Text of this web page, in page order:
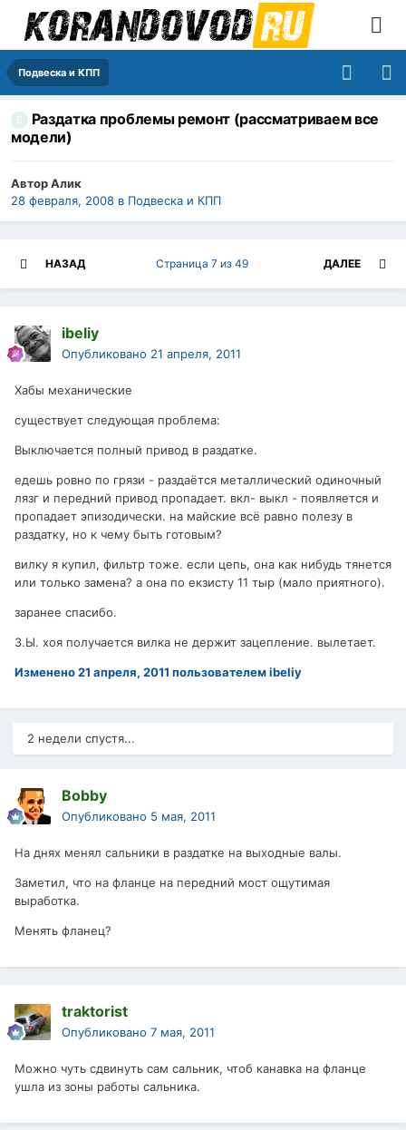
Подвеска и КПП
Раздатка проблемы ремонт (рассматриваем все
модели)
АвторАлик
28 февраля, 2008 в Подвеска и КПП
НАЗАД ДАЛЕЕ
Страница 7 из 49
ibeliy
Опубликовано 21 апреля, 2011
Хабы механические
существует следующая проблема:
Выключается полный привод в раздатке.
едешь ровно по грязи - раздаётся металлический одиночный
лязг и передний привод пропадает. вкл- выкл - появляется и
пропадает эпизодически. на майские всё равно полезу в
раздатку, но к чему быть готовым?
вилку я купил, фильтр тоже. если цепь, она как нибудь тянется
или только замена? а она по екзисту 11 тыр (мало приятного).
заранее спасибо.
З.Ы. хоя получается вилка не держит зацепление. вылетает.
Изменено21 апреля, 2011 пользователем ibeliy
2 недели спустя...
Bobby
Опубликовано 5 мая, 2011
На днях менял сальники в раздатке на выходные валы.
Заметил, что на фланце на передний мост ощутимая
выработка.
Менять фланец?
traktorist
Опубликовано 7 мая, 2011
Можно чуть сдвинуть сам сальник, чтоб канавка на фланце
ушла из зоны работы сальника.